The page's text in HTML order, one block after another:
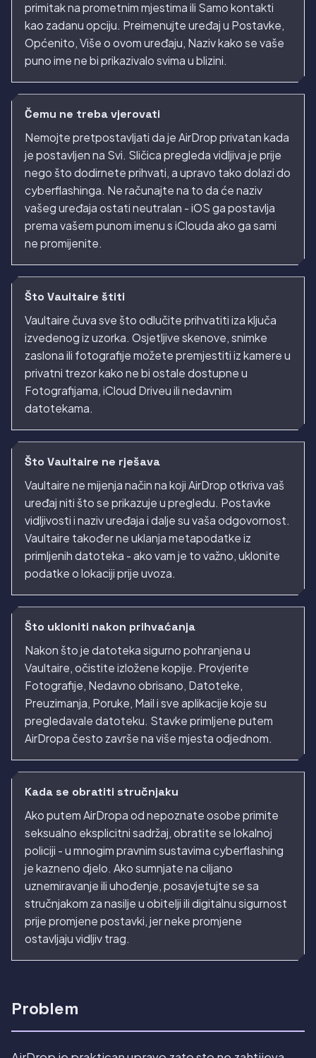
primitak na prometnim mjestima ili Samo kontakti
kao zadanu opciju. Preimenujte uređaj u Postavke,
Općenito, Više o ovom uređaju, Naziv kako se vaše
puno ime ne bi prikazivalo svima u blizini.
Čemu ne treba vjerovati
Nemojte pretpostavljati da je AirDrop privatan kada
je postavljen na Svi. Sličica pregleda vidljiva je prije
nego što dodirnete prihvati, a upravo tako dolazi do
cyberflashinga. Ne računajte na to da će naziv
vašeg uređaja ostati neutralan - iOS ga postavlja
prema vašem punom imenu s iClouda ako ga sami
ne promijenite.
Što Vaultaire štiti
Vaultaire čuva sve što odlučite prihvatiti iza ključa
izvedenog iz uzorka. Osjetljive skenove, snimke
zaslona ili fotografije možete premjestiti iz kamere u
privatni trezor kako ne bi ostale dostupne u
Fotografijama, iCloud Driveu ili nedavnim
datotekama.
Što Vaultaire ne rješava
Vaultaire ne mijenja način na koji AirDrop otkriva vaš
uređaj niti što se prikazuje u pregledu. Postavke
vidljivosti i naziv uređaja i dalje su vaša odgovornost.
Vaultaire također ne uklanja metapodatke iz
primljenih datoteka - ako vam je to važno, uklonite
podatke o lokaciji prije uvoza.
Što ukloniti nakon prihvaćanja
Nakon što je datoteka sigurno pohranjena u
Vaultaire, očistite izložene kopije. Provjerite
Fotografije, Nedavno obrisano, Datoteke,
Preuzimanja, Poruke, Mail i sve aplikacije koje su
pregledavale datoteku. Stavke primljene putem
AirDropa često završe na više mjesta odjednom.
Kada se obratiti stručnjaku
Ako putem AirDropa od nepoznate osobe primite
seksualno eksplicitni sadržaj, obratite se lokalnoj
policiji - u mnogim pravnim sustavima cyberflashing
je kazneno djelo. Ako sumnjate na ciljano
uznemiravanje ili uhođenje, posavjetujte se sa
stručnjakom za nasilje u obitelji ili digitalnu sigurnost
prije promjene postavki, jer neke promjene
ostavljaju vidljiv trag.
Problem